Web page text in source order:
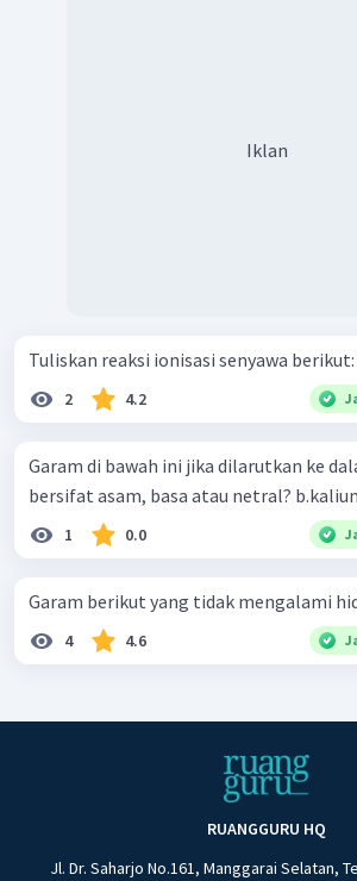
Iklan
2 4.2
Garam di bawah ini jika dilarutkan ke
bersifat asam, basa
1 0.0
Garam berikut yang tidak mengalami
4 4.6
RUANGGURU HQ
Jl. Dr. Saharjo No.161, Manggarai Selatan,